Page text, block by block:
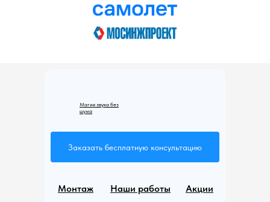
Заказать бесплатную консультацию
Магия звука без
шума
Монтаж Наши работы
Акции